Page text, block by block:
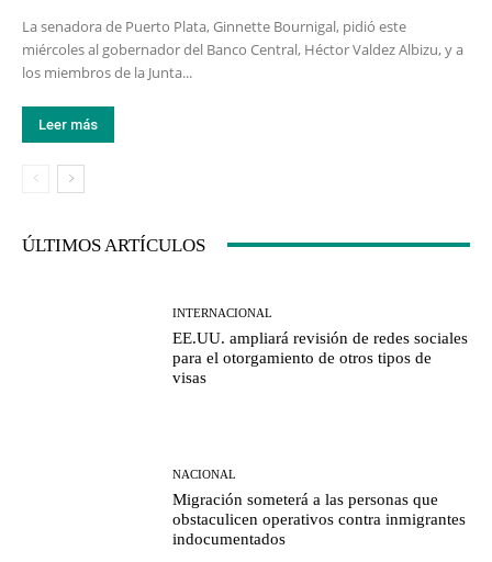
La senadora de Puerto Plata, Ginnette Bournigal, pidió este
miércoles al gobernador del Banco Central, Héctor Valdez Albizu, y a
los miembros de la Junta...
Leer más
ÚLTIMOS ARTÍCULOS
INTERNACIONAL
EE.UU. ampliará revisión de redes sociales
para el otorgamiento de otros tipos de
visas
NACIONAL
Migración someterá a las personas que
obstaculicen operativos contra inmigrantes
indocumentados